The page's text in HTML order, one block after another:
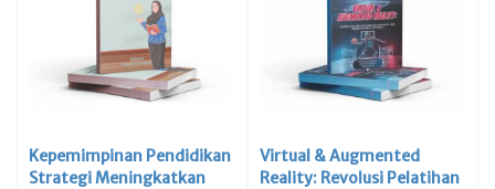
Kepemimpinan Pendidikan
Strategi Meningkatkan
Virtual & Augmented
Reality: Revolusi Pelatihan